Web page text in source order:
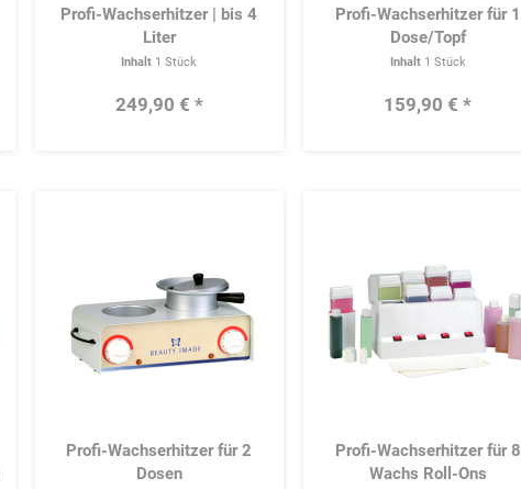
Profi-Wachserhitzer | bis 4
Liter
Inhalt 1 Stück
249,90 € *
Profi-Wachserhitzer für 1
Dose/Topf
Inhalt 1 Stück
159,90 € *
Profi-Wachserhitzer für 2
Dosen
Profi-Wachserhitzer für 8
Wachs Roll-Ons